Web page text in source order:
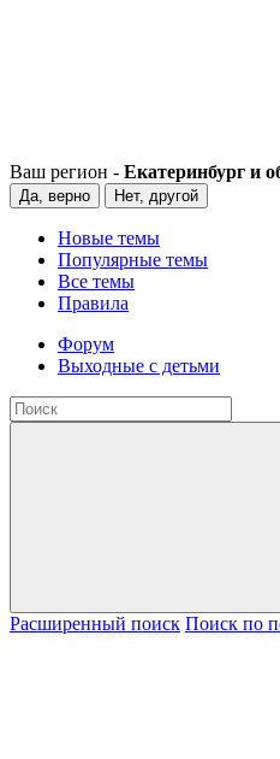
Ваш регион - Екатеринбург и
Да, верно Нет, другой
Новые темы
Популярные темы
Все темы
Правила
Форум
Выходные с детьми
Расширенный поиск Поиск по